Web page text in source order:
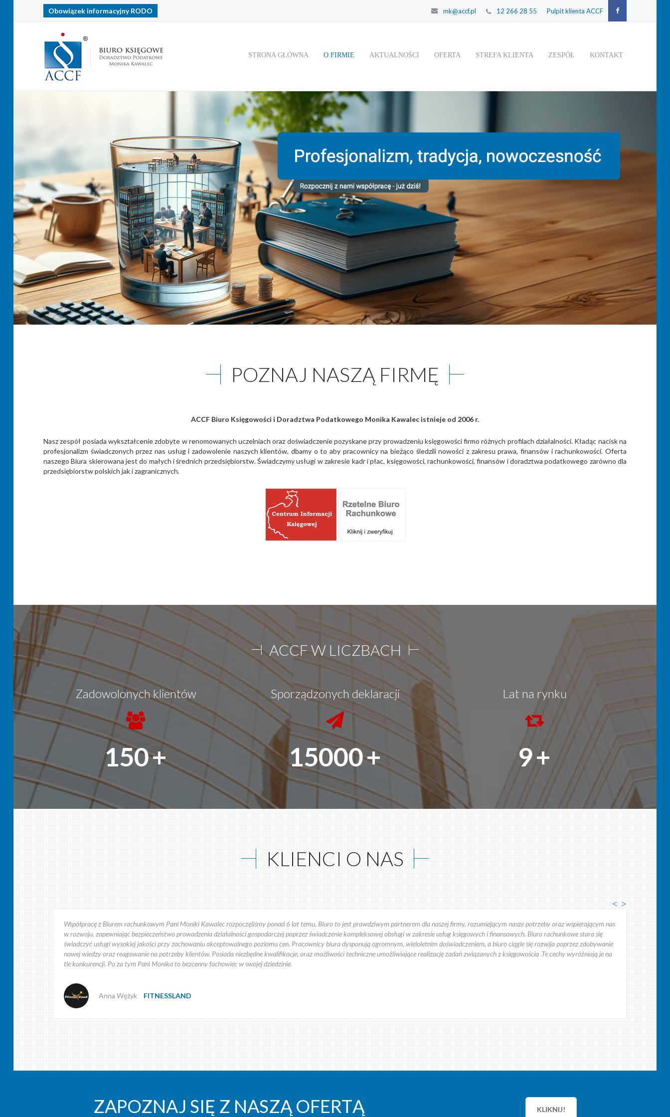
Obowiązek informacyjnyRODO Pulpit klienta ACCF
12 266 28 55
mk@accf.pl
STRONA GŁÓWNA O FIRMIE AKTUALNOŚCI OFERTA STREFA KLIENTA ZESPÓŁ KONTAKT
POZNAJ NASZĄ FIRMĘ
ACCF Biuro Księgowości i Doradztwa Podatkowego Monika Kawalec istnieje od 2006 r.
Nasz zespół posiada wykształcenie zdobyte w renomowanych uczelniach oraz doświadczenie pozyskane przy prowadzeniu księgowości firmo różnych profilach działalności. Kładąc nacisk na
profesjonalizm świadczonych przez nas usług i zadowolenie naszych klientów, dbamy o to aby pracownicy na bieżąco śledzili nowości z zakresu prawa, finansów i rachunkowości. Oferta
naszego Biura skierowana jest do małych i średnich przedsiębiorstw. Świadczymy usługi w zakresie kadr i płac, księgowości, rachunkowości, finansów i doradztwa podatkowego zarówno dla
przedsiębiorstw polskich jak i zagranicznych.
ACCF W LICZBACH
150+
Zadowolonych klientów
15000+
Sporządzonych deklaracji
9+
Lat na rynku
KLIENCI O NAS
<>
Współpracę z Biurem rachunkowym Pani Moniki Kawalec rozpoczęliśmy ponad 6 lat temu. Biuro to jest prawdziwym partnerem dla naszej firmy, rozumiejącym nasze potrzeby oraz wspierającym nas
w rozwoju, zapewniając bezpieczeństwo prowadzenia działalności gospodarczej poprzez świadczenie kompleksowej obsługi w zakresie usług księgowych i finansowych. Biuro rachunkowe stara się
świadczyć usługi wysokiej jakości przy zachowaniu akceptowalnego poziomu cen. Pracownicy biura dysponują ogromnym, wieloletnim doświadczeniem, a biuro ciągle się rozwija poprzez zdobywanie
nowej wiedzy oraz reagowanie na potrzeby klientów. Posiada niezbędne kwalifikacje, oraz możliwości techniczne umożliwiające realizację zadań związanych z księgowością .Te cechy wyróżniają je na
tle konkurencji. Po za tym Pani Monika to bezcenny fachowiec w swojej dziedzinie.
Anna Wężyk FITNESSLAND
Współpraca z firmą: ACCF Monika Kawalec Biuro Księgowości i Doradztwa Podatkowego została zapoczątkowana w 2008 w zakresie prowadzenia księgowości oraz kadr dla grupy firm Roch.
Obsługa biura prowadzona jest w sposób profesjonalny, rzetelny oraz terminowy. Zawsze dostępny dedykowany pracownik ze stosownym wyprzedzeniem przesyła informacje dotyczące podatków
oraz składek ZUS. Biorąc po uwagę dotychczasową współpracę jest to firma godna polecenia.
ZAPOZNAJ SIĘ Z NASZĄ OFERTĄ KLIKNIJ!